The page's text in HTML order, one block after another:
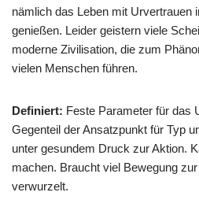
nämlich das Leben mit Urvertrauen
genießen. Leider geistern viele
moderne Zivilisation, die zum
vielen Menschen führen.
Definiert: Feste Parameter für das
Gegenteil der Ansatzpunkt für Typ
unter gesundem Druck zur Aktion.
machen. Braucht viel Bewegung
verwurzelt.